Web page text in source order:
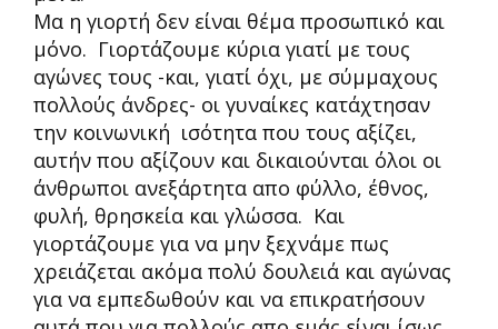
Μα η γιορτή δεν είναι θέμα προσωπικό και
μόνο. Γιορτάζουμε κύρια γιατί με τους
αγώνες τους -και, γιατί όχι, με σύμμαχους
πολλούς άνδρες- οι γυναίκες κατάχτησαν
την κοινωνική ισότητα που τους αξίζει,
αυτήν που αξίζουν και δικαιούνται όλοι οι
άνθρωποι ανεξάρτητα απο φύλλο, έθνος,
φυλή, θρησκεία και γλώσσα. Και
γιορτάζουμε για να μην ξεχνάμε πως
χρειάζεται ακόμα πολύ δουλειά και αγώνας
για να εμπεδωθούν και να επικρατήσουν